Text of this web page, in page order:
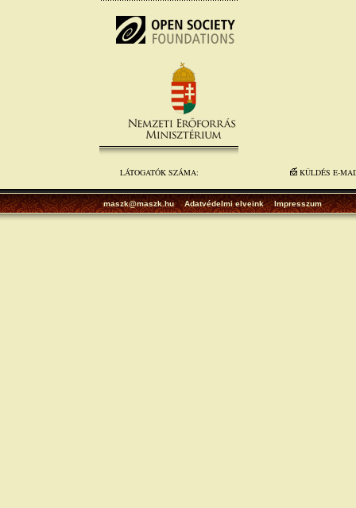
LÁTOGATÓK SZÁMA: KÜLDÉS E-
maszk@maszk.hu Adatvédelmi elveink Impresszum